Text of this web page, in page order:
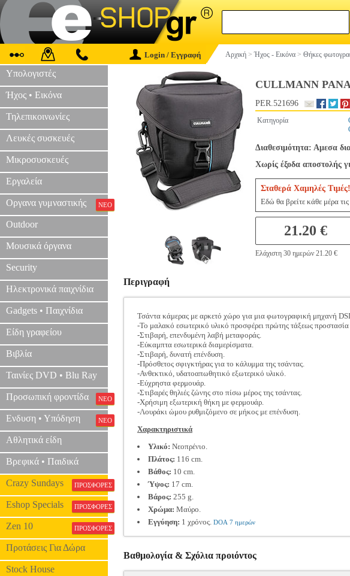
Login / Εγγραφή Αρχική >Ήχος - Εικόνα > Θήκες
Υπολογιστές
Ήχος • Εικόνα
Τηλεπικοινωνίες
Λευκές συσκευές
Μικροσυσκευές
Εργαλεία
Οργανα γυμναστικής ΝΕΟ
Outdoor
Μουσικά όργανα
Security
Ηλεκτρονικά παιχνίδια
Gadgets • Παιχνίδια
Είδη γραφείου
Βιβλία
Ταινίες DVD • Blu Ray
Προσωπική φροντίδα ΝΕΟ
Ενδυση • Υπόδηση ΝΕΟ
Αθλητικά είδη
Βρεφικά • Παιδικά
Crazy Sundays ΠΡΟΣΦΟΡΕΣ
Eshop Specials ΠΡΟΣΦΟΡΕΣ
Zen 10 ΠΡΟΣΦΟΡΕΣ
Προτάσεις Για Δώρα
Stock House
CULLMANN
PER.521696
Κατηγορία
Διαθεσιμότητα: Αμεσα
Χωρίς έξοδα αποστολής
Σταθερά Χαμηλές Τιμές!
Εδώ θα βρείτε κάθε μέρα
21.20 €
Ελάχιστη 30 ημερών 21.20 €
Περιγραφή
Τσάντα κάμερας με αρκετό χώρο για μια φωτογραφική μηχανή
-Το μαλακό εσωτερικό υλικό προσφέρει πρώτης τάξεως
-Στιβαρή, επενδυμένη λαβή μεταφοράς.
-Εύκαμπτα εσωτερικά διαμερίσματα.
-Στιβαρή, δυνατή επένδυση.
-Πρόσθετος σφιγκτήρας για το κάλυμμα της τσάντας.
-Ανθεκτικό, υδατοαπωθητικό εξωτερικό υλικό.
-Εύχρηστα φερμουάρ.
-Στιβαρές θηλιές ζώνης στο πίσω μέρος της τσάντας.
-Χρήσιμη εξωτερική θήκη με φερμουάρ.
-Λουράκι ώμου ρυθμιζόμενο σε μήκος με επένδυση.
Χαρακτηριστικά
Υλικό: Νεοπρένιο.
Πλάτος: 116 cm.
Βάθος: 10 cm.
Ύψος: 17 cm.
Βάρος: 255 g.
Χρώμα: Μαύρο.
Εγγύηση: 1 χρόνος. DOA 7 ημερών
Βαθμολογία & Σχόλια προιόντος